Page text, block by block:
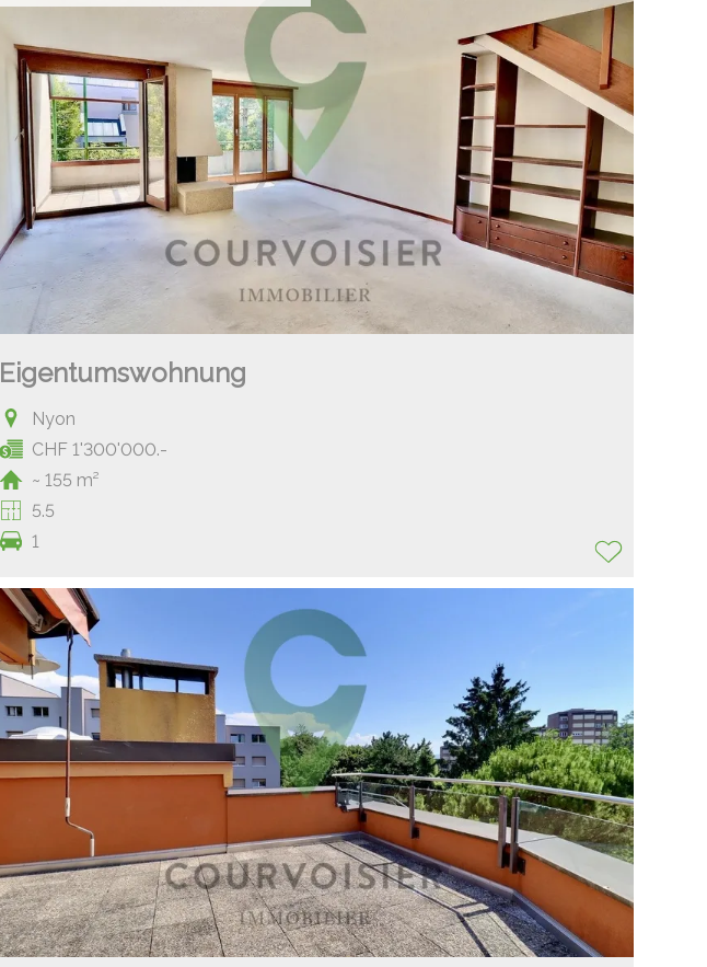
Eigentumswohnung
Nyon
CHF 1'300'000.-
~ 155 m²
5.5
1